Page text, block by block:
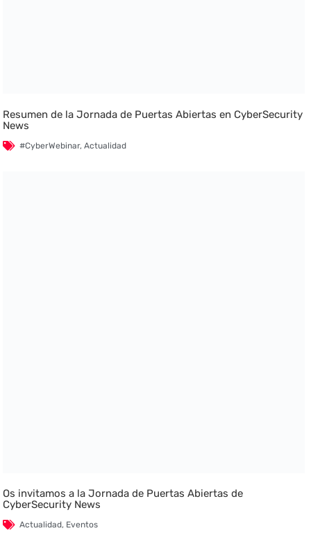
Resumen de la Jornada de Puertas Abiertas en CyberSecurity
News
#CyberWebinar,Actualidad
Os invitamos a la Jornada de Puertas Abiertas de
CyberSecurity News
Actualidad, Eventos